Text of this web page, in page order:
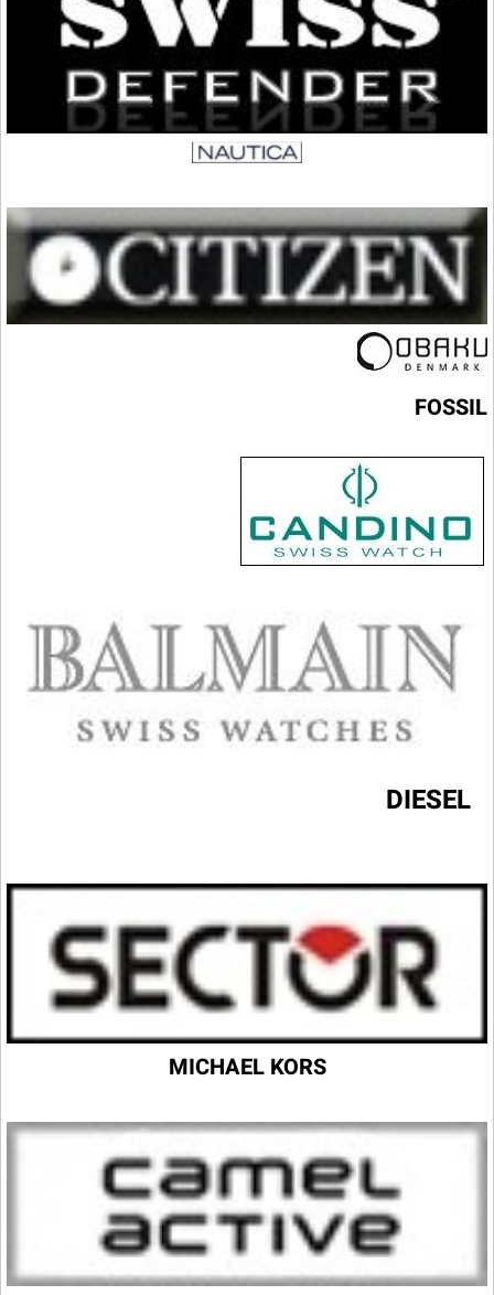
FOSSIL
DIESEL
MICHAEL KORS